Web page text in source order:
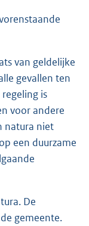
van geldelijke
gevallen ten
is
voor andere
natura niet
een duurzame
De
gemeente.